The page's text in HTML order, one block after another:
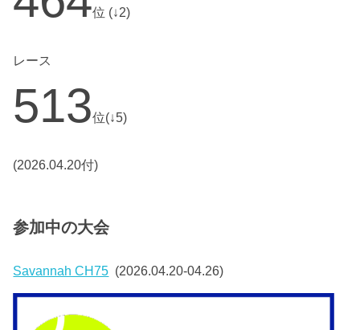
位 (↓2)
レース
513位(↓5)
(2026.04.20付)
参加中の大会
Savannah CH75 (2026.04.20-04.26)